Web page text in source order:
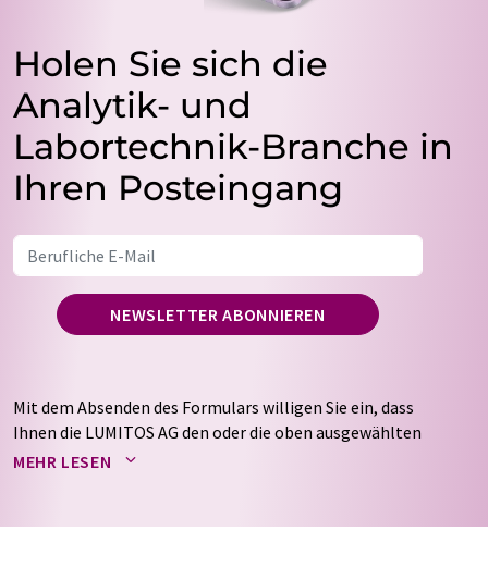
Holen Sie sich die
Analytik- und
Labortechnik-Branche in
Ihren Posteingang
NEWSLETTER ABONNIEREN
Mit dem Absenden des Formulars willigen Sie ein, dass
Ihnen die LUMITOS AG den oder die oben ausgewählten
Newsletter per E-Mail zusendet. Ihre Daten werden
auf Basis unsererDatenschutzerklärung. LUMITOS darf
MEHR LESEN